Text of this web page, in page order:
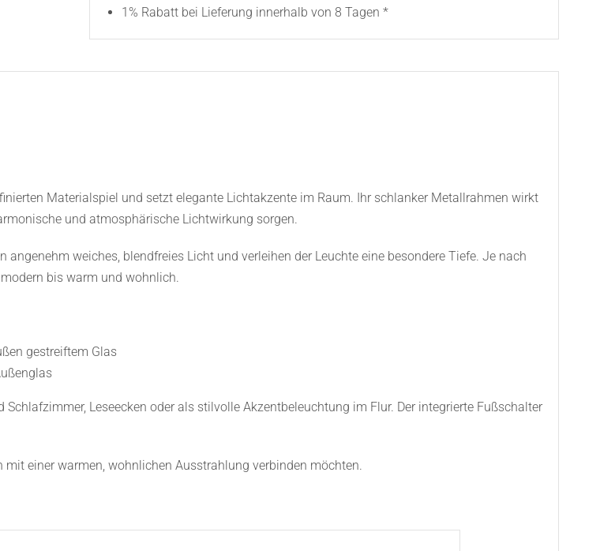
1% Rabatt bei Lieferung innerhalb von 8 Tagen *
Materialspiel und setzt elegante Lichtakzente im Raum. Ihr schlanker Metallrahmen wirkt
und atmosphärische Lichtwirkung sorgen.
weiches, blendfreies Licht und verleihen der Leuchte eine besondere Tiefe. Je nach
bis warm und wohnlich.
gestreiftem Glas
Leseecken oder als stilvolle Akzentbeleuchtung im Flur. Der integrierte Fußschalter
einer warmen, wohnlichen Ausstrahlung verbinden möchten.